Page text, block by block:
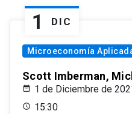
1 DIC
Microeconomía
Scott Imberman,
1 de Diciembre de
15:30